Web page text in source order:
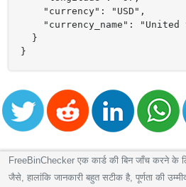
    "currency": "USD",
"currency_name": "United
  }
}
FreeBinChecker एक कार्ड की बिन जाँच करने के
जैसे, हालांकि जानकारी बहुत सटीक है, पूर्णता की